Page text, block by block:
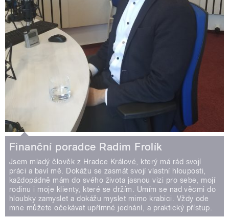
Finanční poradce Radim Frolík
Jsem mladý člověk z Hradce Králové, který má rád svojí
práci a baví mě. Dokážu se zasmát svojí vlastní hlouposti,
každopádně mám do svého života jasnou vizi pro sebe, mojí
rodinu i moje klienty, které se držím. Umím se nad věcmi do
hloubky zamyslet a dokážu myslet mimo krabici. Vždy ode
mne můžete očekávat upřímné jednání, a praktický přístup.